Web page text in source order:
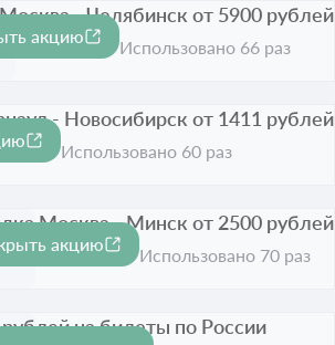
- Челябинск от 5900 рублей
истёк
акцию
Использовано 66 раз
- Новосибирск от 1411 рублей
Использовано 60 раз
Москва - Минск от 2500 рублей
акции истёк
акцию
Использовано 70 раз
на билеты по России